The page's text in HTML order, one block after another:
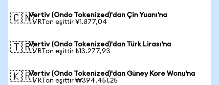
🇨🇳Vertiv (Ondo Tokenized)'dan Çin Yuanı'na
1 VRTon eşittir ¥1.877,04
🇹🇷Vertiv (Ondo Tokenized)'dan Türk Lirası'na
1 VRTon eşittir ₺13.277,93
🇰🇷Vertiv (Ondo Tokenized)'dan Güney Kore Wonu'na
1 VRTon eşittir ₩394.451,25